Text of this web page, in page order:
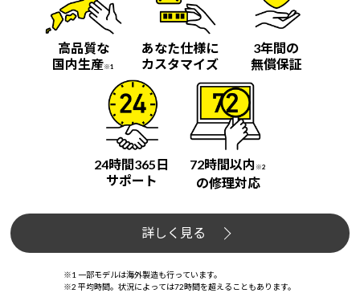
高品質な
国内生産※1
あなた仕様に
カスタマイズ
3年間の
無償保証
24時間365日
サポート
72時間以内 ※2
の修理対応
詳しく見る
※1 一部モデルは海外製造も行っています。
※2 平均時間。状況によっては72時間を超えることもあります。